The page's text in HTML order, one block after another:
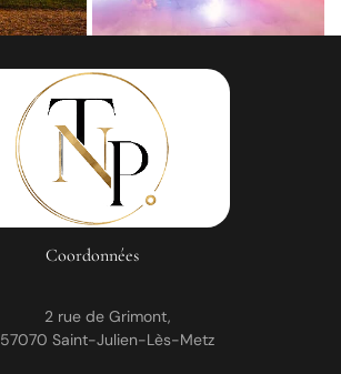
Coordonnées
2 rue de Grimont,
57070 Saint-Julien-Lès-Metz